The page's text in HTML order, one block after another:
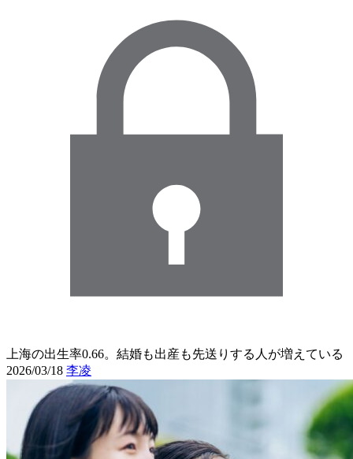
上海の出生率0.66。結婚も出産も先送りする人が増えている
2026/03/18 李凌